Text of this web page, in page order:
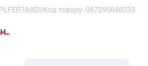
Код товару: 087295848333